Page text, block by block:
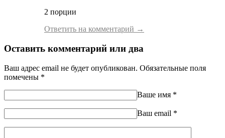
2 порции
Ответить на комментарий →
Оставить комментарий или два
Ваш адрес email не будет опубликован. Обязательные поля
помечены *
Ваше имя *
Ваш еmail *